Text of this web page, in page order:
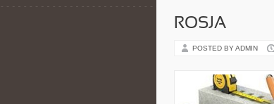
ROSJA
POSTED BY ADMIN